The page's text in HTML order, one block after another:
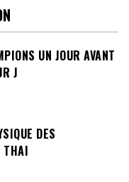
UN JOUR AVANT
J
DES
THAI